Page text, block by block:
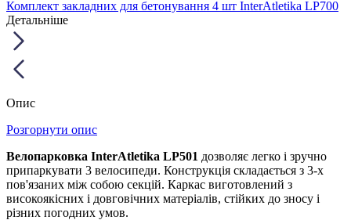
Комплект закладних для бетонування 4 шт InterAtletika LP700
Детальніше
Опис
Розгорнути опис
Велопарковка InterAtletika LP501 дозволяє легко і зручно
припаркувати 3 велосипеди. Конструкція складається з 3-х
пов'язаних між собою секцій. Каркас виготовлений з
високоякісних і довговічних матеріалів, стійких до зносу і
різних погодних умов.